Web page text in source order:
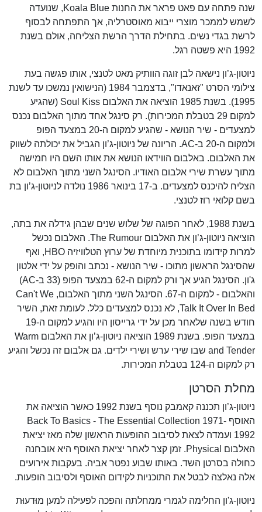
שנה פתחה עם פאט פראר את החנות Koala Blue, שנועדה
לשמש לממכר מוצרי ייבוא מאוסטרליה, אך התפתחה לבסוף
לרשת בגדי נשים. בתחילת הדרך הרשת הצליחה, אולם בשנת
1992 היא פשטה רגל.
ניוטון-ג’ון נישאה לבן זוגה הוותיק מאט לטנצי, אותו פגשה בעת
צילומי הסרט "זאנאדו", בדצמבר 1984 (הנישואין נמשכו עד לשנת
1995). בשנת 1985 הוציאה את האלבום Soul Kiss (שהגיע
למקום 29 בטבלת המכירות). רק סינגל אחד מתוך האלבום נכנס
למצעדים - שיר הנושא - שהגיע למקום ה-20 במצעד הפופ
ולמקום ה-20 ב-AC. הריונה של ניוטון-ג’ון הגביל את יכולתה לשווק
את האלבום. באלבום הווידאו הנושא את אותו השם היו חמישה
מתוך עשרת שירי אלבום האודיו. הסינגל השני מתוך האלבום לא
הצליח להיכנס למצעדים. ב-17 בינואר 1986 נולדה לניוטון-ג’ון בת
בשם קלואי רוז לטנצי.
בשנת 1988, לאחר הפוגה של שלוש שנים שבהן גידלה את בתה,
הוציאה ניוטון-ג’ון את האלבום The Rumour. האלבום נכשל
למרות קידומו בתוכנית מיוחדת של ערוץ הטלוויזיה HBO, ואף
שהסינגל הראשון מתוכו - שיר הנושא - נכתב והופק על ידי אלטון
ג'ון. הסינגל הגיע אך ורק למקום ה-62 במצעד הפופ (33 ב-AC)
והאלבום - למקום ה-67. הסינגל השני מתוך האלבום, Can't We
Talk It Over In Bed, לא נכנס למצעדים כלל. לעומת זאת, השיר
חודש בשנה שלאחר מכן על ידי גרייסון היו והגיע למקום ה-19
במצעד הפופ. בשנת 1989 הוציאה ניוטון-ג’ון את האלבום Warm
and Tender שבו שירי ערש ושירי ילדים. גם אלבום זה נכשל והגיע
רק למקום ה-124 בטבלת המכירות.
מחלת הסרטן
ניוטון-ג’ון תכננה קאמבק נוסף בשנת 1992 כאשר הוציאה את
האוסף Back To Basics - The Essential Collection 1971-
1992 ועמדה לצאת לסיבוב ההופעות הראשון שלה מאז יציאת
האלבום Physical. זמן קצר לאחר יציאת האוסף היא אובחנה
כחולה בסרטן השד. באותו שבוע נפטר אביה. בעקבות אירועים
אלה נאלצה לבטל את התוכניות לקידום האוסף ולסיבוב הופעות.
ניוטון-ג'ון החלימה לגמרי ממחלתה והפכה לפעילה למען מוּדעוּת